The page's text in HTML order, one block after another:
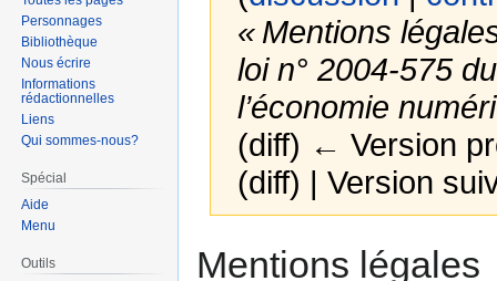
« Mentions
loi n° 2004-575
l’économie
(diff) ← Version
(diff) | Version
Mentions légales
Personnages
Bibliothèque
Nous écrire
Informations
rédactionnelles
Liens
Qui sommes-nous?
Spécial
Aide
Menu
Outils